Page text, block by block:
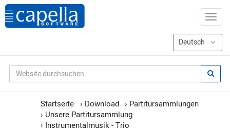
Startseite › Download › Partitursammlungen
› Unsere Partitursammlung
› Instrumentalmusik - Trio